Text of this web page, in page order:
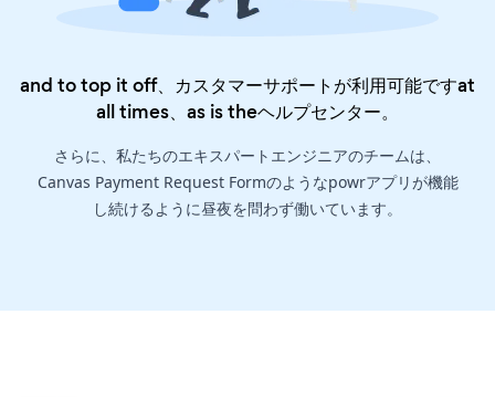
and to top it off、カスタマーサポートが利用可能ですat
all times、as is theヘルプセンター。
さらに、私たちのエキスパートエンジニアのチームは、
Canvas Payment Request Formのようなpowrアプリが機能
し続けるように昼夜を問わず働いています。